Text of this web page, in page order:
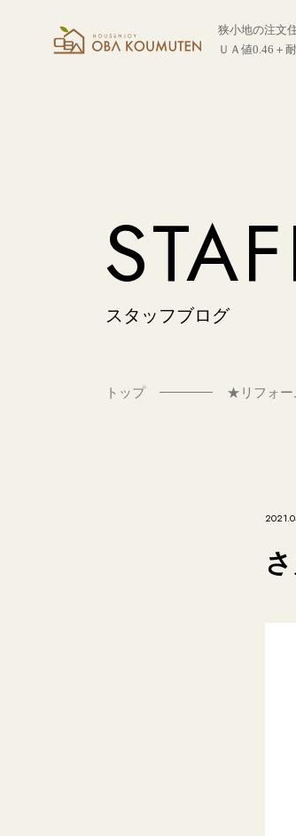
狭小地の注文
ＵＡ値0.46＋
スタッフブログ
トップ ★リフォー